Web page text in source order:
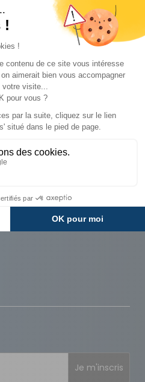
Sécurisés
Plusieurs fois
Je m'inscris